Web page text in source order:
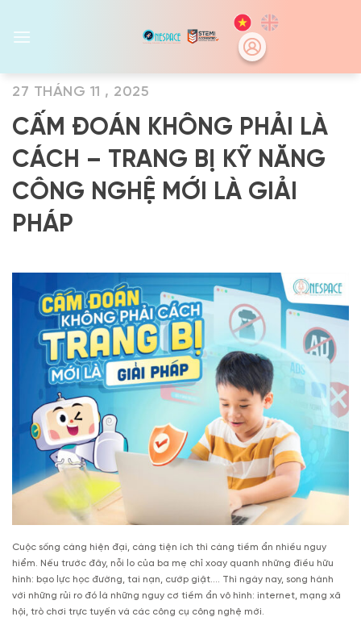
content
27 THÁNG 11 , 2025
CẤM ĐOÁN KHÔNG PHẢI LÀ
CÁCH – TRANG BỊ KỸ NĂNG
CÔNG NGHỆ MỚI LÀ GIẢI
PHÁP
Cuộc sống càng hiện đại, càng tiện ích thì càng tiềm ẩn nhiều nguy
hiểm. Nếu trước đây, nỗi lo của ba mẹ chỉ xoay quanh những điều hữu
hình: bạo lực học đường, tai nạn, cướp giật…. Thì ngày nay, song hành
với những rủi ro đó là những nguy cơ tiềm ẩn vô hình: internet, mạng xã
hội, trò chơi trực tuyến và các công cụ công nghệ mới.